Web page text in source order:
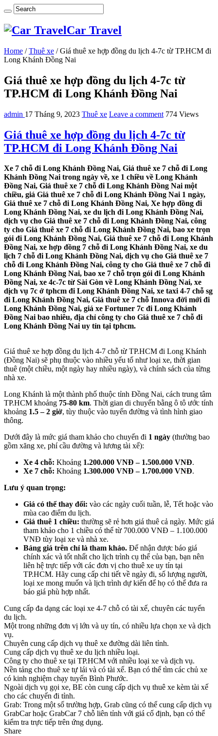
Car Travel
Home / Thuê xe / Giá thuê xe hợp đồng du lịch 4-7c từ TP.HCM đi
Long Khánh Đồng Nai
Giá thuê xe hợp đồng du lịch 4-7c từ
TP.HCM đi Long Khánh Đồng Nai
admin 17 Tháng 9, 2023 Thuê xe Leave a comment 774 Views
Giá thuê xe hợp đồng du lịch 4-7c từ
TP.HCM đi Long Khánh Đồng Nai
Xe 7 chỗ đi Long Khánh Đồng Nai, Giá thuê xe 7 chỗ đi Long
Khánh Đồng Nai trong ngày về, xe 1 chiều về Long Khánh
Đồng Nai, Giá thuê xe 7 chỗ đi Long Khánh Đồng Nai một
chiều, giá Giá thuê xe 7 chỗ đi Long Khánh Đồng Nai 1 ngày,
Giá thuê xe 7 chỗ đi Long Khánh Đồng Nai, Xe hợp đồng đi
Long Khánh Đồng Nai, xe du lịch đi Long Khánh Đồng Nai,
dịch vụ cho Giá thuê xe 7 chỗ đi Long Khánh Đồng Nai, công
ty cho Giá thuê xe 7 chỗ đi Long Khánh Đồng Nai, bao xe trọn
gói đi Long Khánh Đồng Nai, Giá thuê xe 7 chỗ đi Long Khánh
Đồng Nai, xe hợp đồng 7 chỗ đi Long Khánh Đồng Nai, xe du
lịch 7 chỗ đi Long Khánh Đồng Nai, dịch vụ cho Giá thuê xe 7
chỗ đi Long Khánh Đồng Nai, công ty cho Giá thuê xe 7 chỗ đi
Long Khánh Đồng Nai, bao xe 7 chỗ trọn gói đi Long Khánh
Đồng Nai, xe 4c-7c từ Sài Gòn về Long Khánh Đồng Nai, xe
dịch vụ 7c ở tphcm đi Long Khánh Đồng Nai, xe taxi 4-7 chỗ sg
đi Long Khánh Đồng Nai, Giá thuê xe 7 chỗ Innova đời mới đi
Long Khánh Đồng Nai, giá xe Fortuner 7c đi Long Khánh
Đồng Nai bao nhiêu, địa chỉ công ty cho Giá thuê xe 7 chỗ đi
Long Khánh Đồng Nai uy tín tại tphcm.
Giá thuê xe hợp đồng du lịch 4-7 chỗ từ TP.HCM đi Long Khánh
(Đồng Nai) sẽ phụ thuộc vào nhiều yếu tố như loại xe, thời gian
thuê (một chiều, một ngày hay nhiều ngày), và chính sách của từng
nhà xe.
Long Khánh là một thành phố thuộc tỉnh Đồng Nai, cách trung tâm
TP.HCM khoảng 75-80 km. Thời gian di chuyển bằng ô tô ước tính
khoảng 1.5 – 2 giờ, tùy thuộc vào tuyến đường và tình hình giao
thông.
Dưới đây là mức giá tham khảo cho chuyến đi 1 ngày (thường bao
gồm xăng xe, phí cầu đường và lương tài xế):
Xe 4 chỗ: Khoảng 1.200.000 VNĐ – 1.500.000 VNĐ.
Xe 7 chỗ: Khoảng 1.300.000 VNĐ – 1.700.000 VNĐ.
Lưu ý quan trọng:
Giá có thể thay đổi: vào các ngày cuối tuần, lễ, Tết hoặc vào
mùa cao điểm du lịch.
Giá thuê 1 chiều: thường sẽ rẻ hơn giá thuê cả ngày. Mức giá
tham khảo cho 1 chiều có thể từ 700.000 VNĐ – 1.100.000
VNĐ tùy loại xe và nhà xe.
Bảng giá trên chỉ là tham khảo. Để nhận được báo giá
chính xác và tốt nhất cho lịch trình cụ thể của bạn, bạn nên
liên hệ trực tiếp với các đơn vị cho thuê xe uy tín tại
TP.HCM. Hãy cung cấp chi tiết về ngày đi, số lượng người,
loại xe mong muốn và lịch trình dự kiến để họ có thể đưa ra
báo giá phù hợp nhất.
Cung cấp đa dạng các loại xe 4-7 chỗ có tài xế, chuyên các tuyến
du lịch.
Một trong những đơn vị lớn và uy tín, có nhiều lựa chọn xe và dịch
vụ.
Chuyên cung cấp dịch vụ thuê xe đường dài liên tỉnh.
Cung cấp dịch vụ thuê xe du lịch nhiều loại.
Công ty cho thuê xe tại TP.HCM với nhiều loại xe và dịch vụ.
Nền tảng cho thuê xe tự lái và có tài xế. Bạn có thể tìm các chủ xe
có kinh nghiệm chạy tuyến Bình Phước.
Ngoài dịch vụ gọi xe, BE còn cung cấp dịch vụ thuê xe kèm tài xế
cho các chuyến đi tỉnh.
Grab: Trong một số trường hợp, Grab cũng có thể cung cấp dịch vụ
GrabCar hoặc GrabCar 7 chỗ liên tỉnh với giá cố định, bạn có thể
kiểm tra trực tiếp trên ứng dụng.
Share